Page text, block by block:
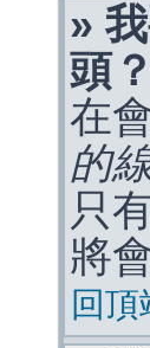
»
頭？
在
的
只
將
回頂